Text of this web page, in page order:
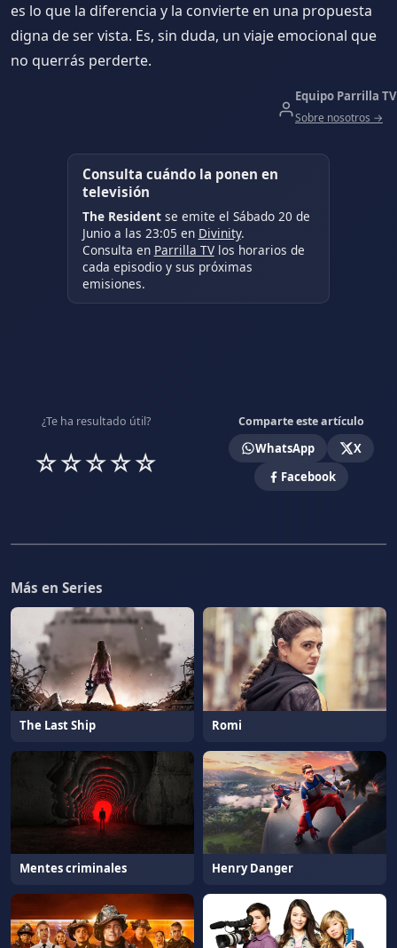
es lo que la diferencia y la convierte en una propuesta
digna de ser vista. Es, sin duda, un viaje emocional que
no querrás perderte.
Equipo Parrilla TV
Sobre nosotros →
Consulta cuándo la ponen en
televisión
The Residentse emite el Sábado 20 de
Junio a las 23:05 en Divinity.
Consulta en Parrilla TVlos horarios de
cada episodio y sus próximas
emisiones.
¿Te ha resultado útil? Comparte este artículo
☆☆☆☆☆ WhatsApp
X
Facebook
Más en Series
The Last Ship Romi
Mentes criminales Henry Danger